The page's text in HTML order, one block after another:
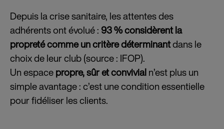
Depuis la crise sanitaire, les attentes des
adhérents ont évolué : 93 % considèrent la
propreté comme un critère déterminantdans le
choix de leur club (source : IFOP).
Un espacepropre, sûr et convivialn’est plus un
simple avantage : c’est une condition essentielle
pour fidéliser les clients.